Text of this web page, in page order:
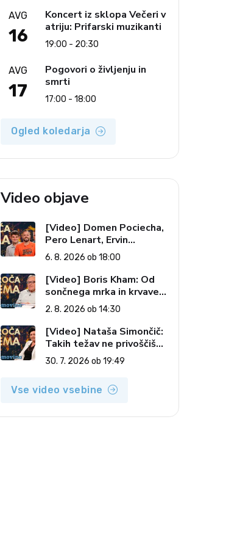
AVG
16
Koncert iz sklopa Večeri v
atriju: Prifarski muzikanti
19:00 - 20:30
AVG
17
Pogovori o življenju in
smrti
17:00 - 18:00
Ogled koledarja
Video objave
[Video] Domen Pociecha,
Pero Lenart, Ervin
Kostanjšek: Šport
specialcev (Vroča tema, 6.
8. 2026)
6. 8. 2026 ob 18:00
[Video] Boris Kham: Od
sončnega mrka in krvave
lune do slovenskih
pečatov v vesolju (Vroča
tema, 2. 8. 2026)
2. 8. 2026 ob 14:30
[Video] Nataša Simončič:
Takih težav ne privoščiš
nikomur (Vroča tema, 30.
7. 2026)
30. 7. 2026 ob 19:49
Vse video vsebine